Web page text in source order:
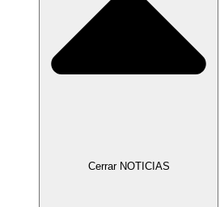
Cerrar NOTICIAS